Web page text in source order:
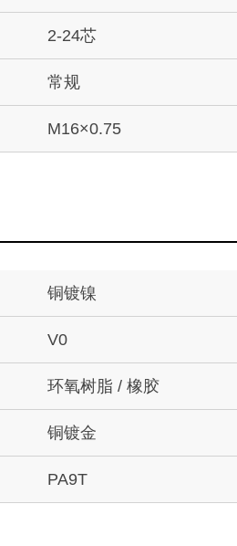
2-24芯
常规
M16×0.75
铜镀镍
V0
环氧树脂 / 橡胶
铜镀金
PA9T